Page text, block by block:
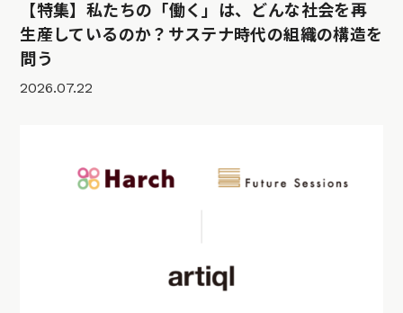
【特集】私たちの「働く」は、どんな社会を再
生産しているのか？サステナ時代の組織の構造を
問う
2026.07.22